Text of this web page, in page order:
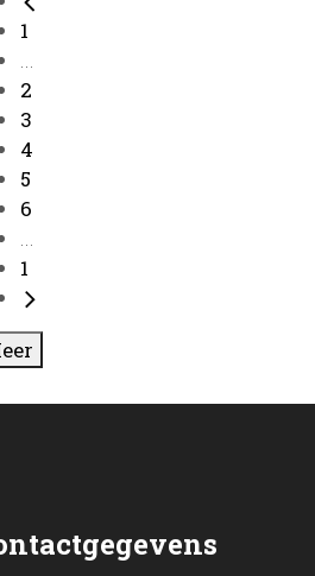
1
...
2
3
4
5
6
...
1